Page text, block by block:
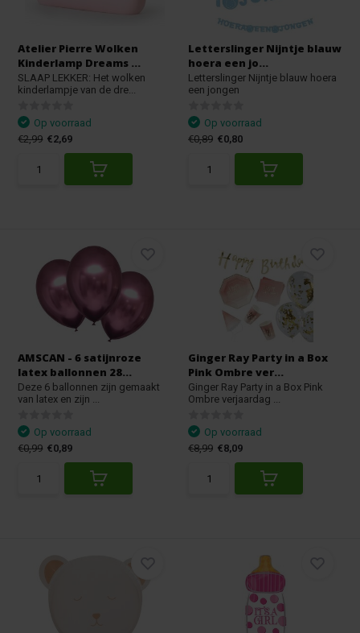
Atelier Pierre Wolken
Kinderlamp Dreams ...
SLAAP LEKKER: Het wolken
kinderlampje van de dre...
Op voorraad
€2,99 €2,69
Letterslinger Nijntje blauw
hoera een jo...
Letterslinger Nijntje blauw hoera
een jongen
Op voorraad
€0,89 €0,80
AMSCAN - 6 satijnroze
latex ballonnen 28...
Deze 6 ballonnen zijn gemaakt
van latex en zijn ...
Op voorraad
€0,99 €0,89
Ginger Ray Party in a Box
Pink Ombre ver...
Ginger Ray Party in a Box Pink
Ombre verjaardag ...
Op voorraad
€8,99 €8,09